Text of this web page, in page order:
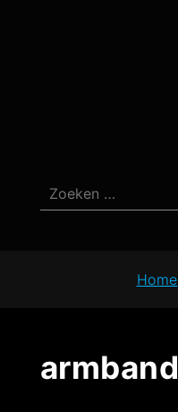
Zoeken
naar:
Home
armband